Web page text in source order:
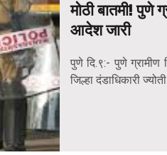
मोठी बातमी! पुणे
आदेश जारी
पुणे दि.९:- पुणे ग्रामीण
जिल्हा दंडाधिकारी